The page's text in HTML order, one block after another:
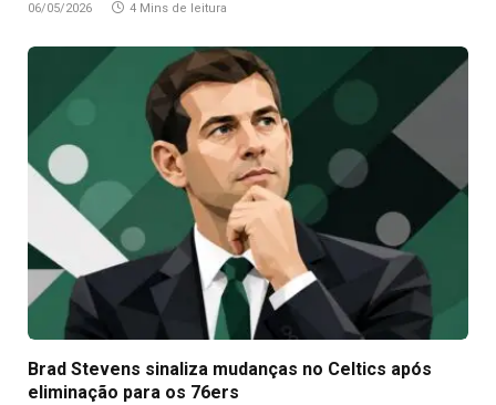
06/05/2026 4 Mins de leitura
Brad Stevens sinaliza mudanças no Celtics após
eliminação para os 76ers